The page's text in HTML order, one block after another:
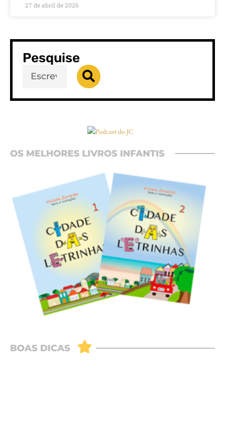
27 de abril de 2026
Pesquise